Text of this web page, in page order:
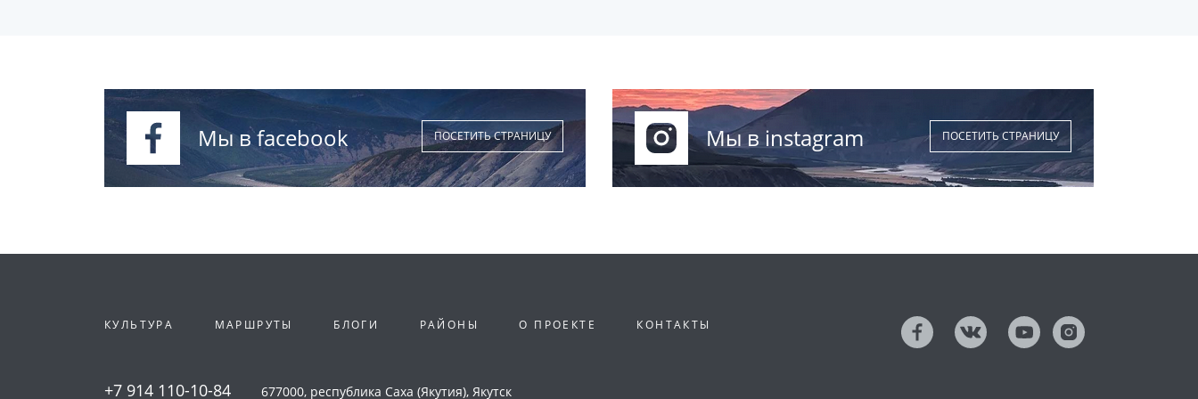
Мы в facebook ПОСЕТИТЬ СТРАНИЦУ Мы в instagram ПОСЕТИТЬ СТРАНИЦУ
КУЛЬТУРА МАРШРУТЫ БЛОГИ РАЙОНЫ О ПРОЕКТЕ КОНТАКТЫ
+7 914 110-10-84 677000, республика Саха (Якутия), Якутск